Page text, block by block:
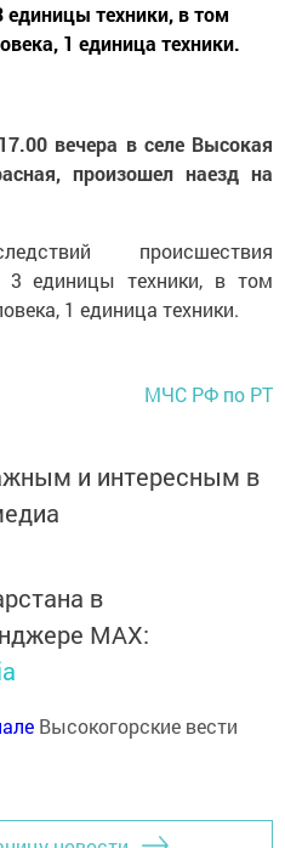
единицы техники, в том
1 единица техники.
вечера в селе Высокая
произошел наезд на
происшествия
3 единицы техники, в том
1 единица техники.
МЧС РФ по РТ
и интересным в
в
MАХ:
Высокогорские вести